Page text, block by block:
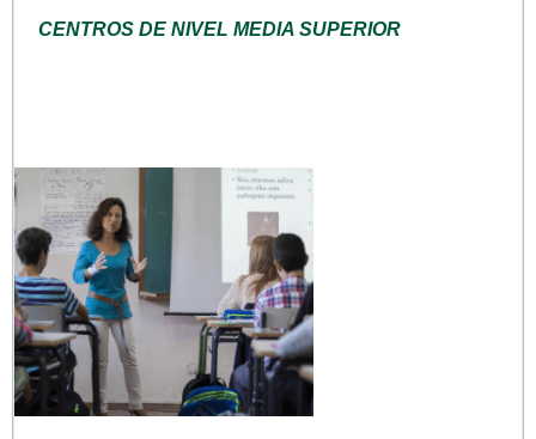
CENTROS DE NIVEL MEDIA SUPERIOR